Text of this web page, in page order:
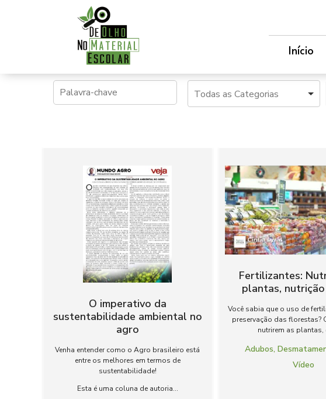
Início
O imperativo da
sustentabilidade ambiental no
agro
Venha entender como o Agro brasileiro está
entre os melhores em termos de
sustentabilidade!
Esta é uma coluna de autoria...
Fertilizantes:
plantas,
Você sabia que o uso de
preservação das florestas?
nutrirem as plantas,
Adubos,
Vídeo